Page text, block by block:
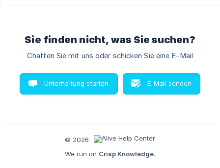
Sie finden nicht, was Sie suchen?
Chatten Sie mit uns oder schicken Sie eine E-Mail
Unterhaltung starten E-Mail senden
© 2026
We run on Crisp Knowledge.